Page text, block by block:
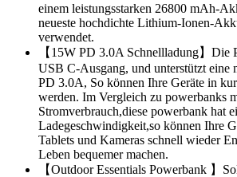
einem leistungsstarken 26800 mAh-
neueste hochdichte Lithium-Ionen-
verwendet.
【15W PD 3.0A Schnellladung】Die
USB C-Ausgang, und unterstützt eine
PD 3.0A, So können Ihre Geräte in
werden. Im Vergleich zu powerbanks
Stromverbrauch,diese powerbank hat
Ladegeschwindigkeit,so können Ihre
Tablets und Kameras schnell wieder
Leben bequemer machen.
【Outdoor Essentials Powerbank 】